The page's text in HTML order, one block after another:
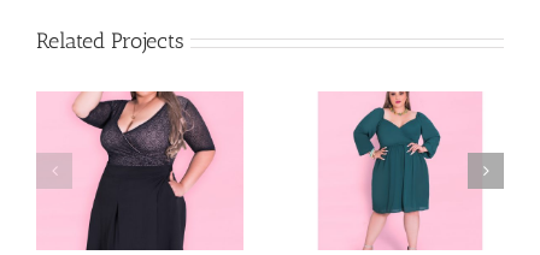
Related Projects
Emotion Love You